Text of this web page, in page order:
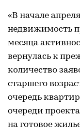
«В начале
недвижимость
месяца
вернулась к
количество
старшего
очередь
очереди
на готовое